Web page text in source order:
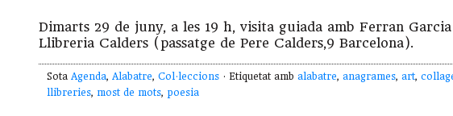
Dimarts 29 de juny, a les 19 h, visita guiada amb Ferran
Llibreria Calders (passatge de Pere Calders,9 Barcelona).
Sota Agenda, Alabatre, Col·leccions · Etiquetat amb alabatre, anagrames, art,
llibreries, most de mots, poesia